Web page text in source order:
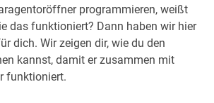
programmieren, weißt
das funktioniert? Dann haben wir hier
dich. Wir zeigen dir, wie du den
kannst, damit er zusammen mit
funktioniert.